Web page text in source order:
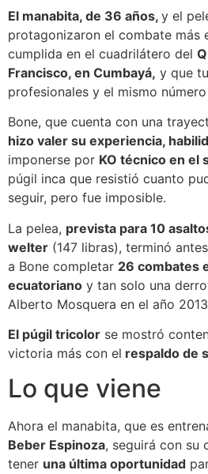
El manabita, de 36 años, y el
protagonizaron el combate más
cumplida en el cuadrilátero del
Francisco, en Cumbayá, y que
profesionales y el mismo
Bone, que cuenta con una
hizo valer su experiencia,
imponerse por KO técnico en el
púgil inca que resistió cuanto
seguir, pero fue imposible.
La pelea, prevista para 10
welter (147 libras), terminó
a Bone completar 26 combates
ecuatoriano y tan solo una
Alberto Mosquera en el año
El púgil tricolor se mostró
victoria más con el respaldo de
Lo que viene
Ahora el manabita, que es
Beber Espinoza, seguirá con su
tener una última oportunidad